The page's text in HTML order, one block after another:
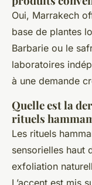
Oui, Marrakech
base de plantes
Barbarie ou le
laboratoires
à une demande
Quelle est la
rituels
Les rituels
sensorielles haut
exfoliation